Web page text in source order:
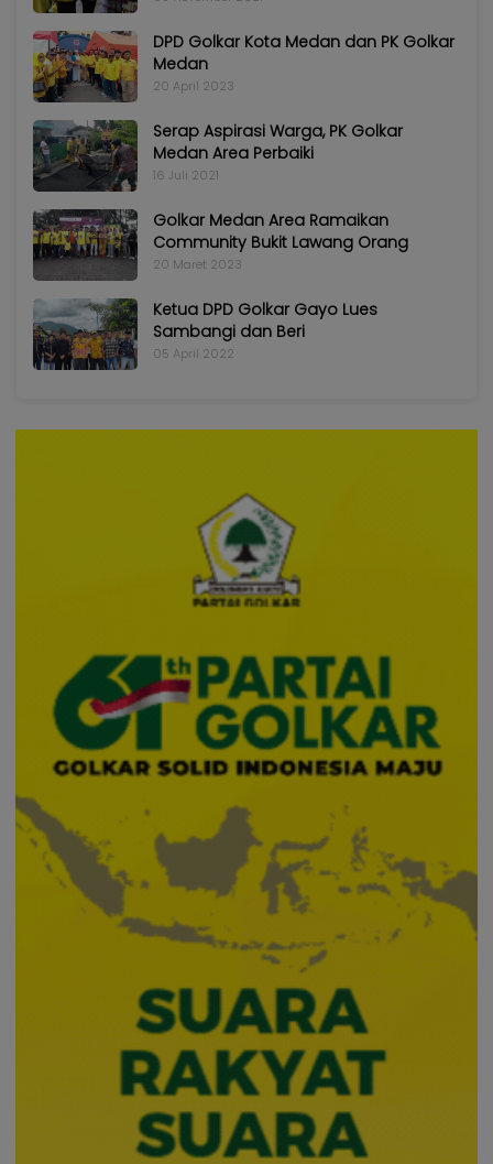
DPD Golkar Kota Medan dan PK Golkar
Medan
20 April 2023
Serap Aspirasi Warga, PK Golkar
Medan Area Perbaiki
16 Juli 2021
Golkar Medan Area Ramaikan
Community Bukit Lawang Orang
20 Maret 2023
Ketua DPD Golkar Gayo Lues
Sambangi dan Beri
05 April 2022